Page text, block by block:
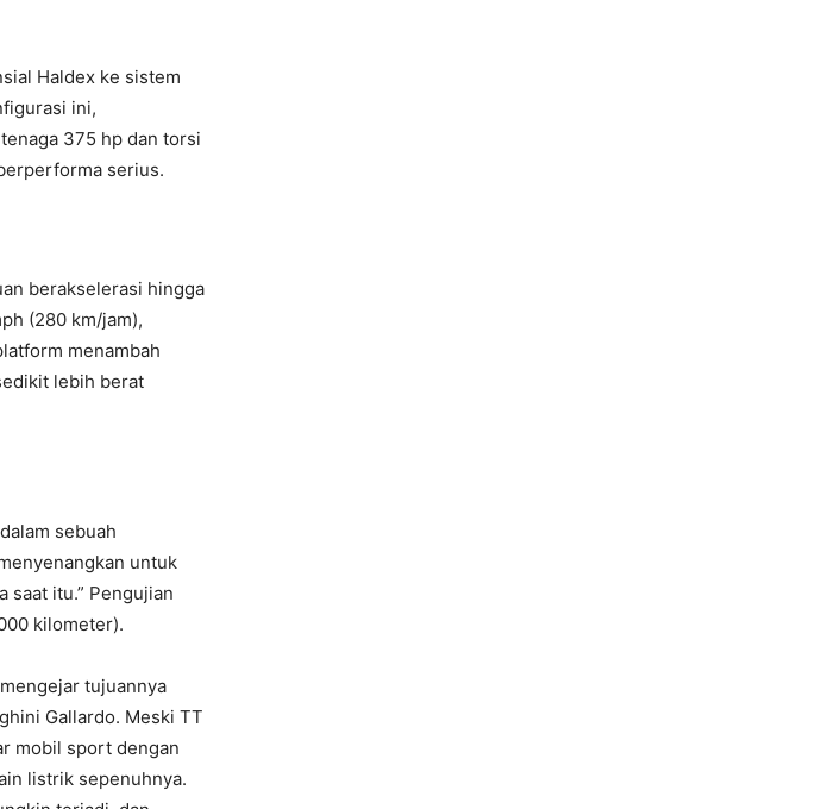
Haldex ke sistem
ini,
375 hp dan torsi
serius.
berakselerasi hingga
(280 km/jam),
menambah
lebih berat
sebuah
untuk
saat itu.” Pengujian
kilometer).
tujuannya
Gallardo. Meski TT
mobil sport dengan
listrik sepenuhnya.